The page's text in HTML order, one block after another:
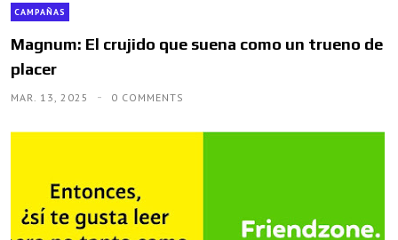
CAMPAÑAS
Magnum: El crujido que suena como un trueno de
placer
MAR. 13, 2025 0 COMMENTS